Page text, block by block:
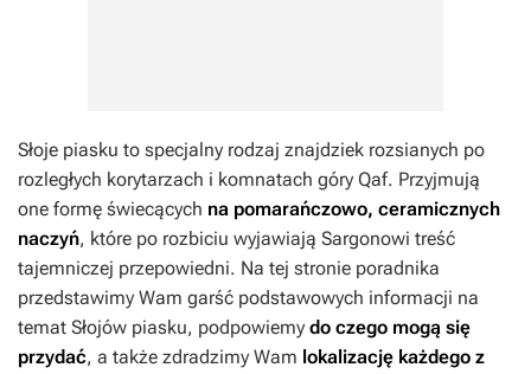
Słoje piasku to specjalny rodzaj znajdziek rozsianych po
rozległych korytarzach i komnatach góry Qaf. Przyjmują
one formę świecących na pomarańczowo, ceramicznych
naczyń, które po rozbiciu wyjawiają Sargonowi treść
tajemniczej przepowiedni. Na tej stronie poradnika
przedstawimy Wam garść podstawowych informacji na
temat Słojów piasku, podpowiemy do czego mogą się
przydać, a także zdradzimy Wam lokalizację każdego z